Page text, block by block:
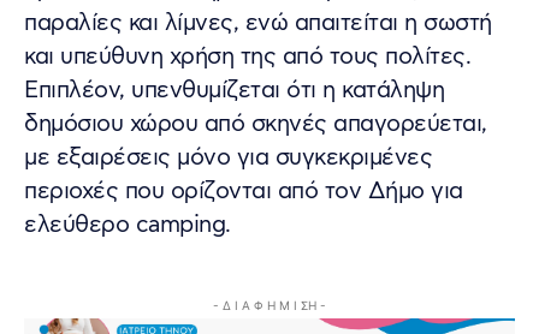
παραλίες και λίμνες, ενώ απαιτείται η σωστή
και υπεύθυνη χρήση της από τους πολίτες.
Επιπλέον, υπενθυμίζεται ότι η κατάληψη
δημόσιου χώρου από σκηνές απαγορεύεται,
με εξαιρέσεις μόνο για συγκεκριμένες
περιοχές που ορίζονται από τον Δήμο για
ελεύθερο camping.
- Δ Ι Α Φ Η Μ Ι ΣΗ -